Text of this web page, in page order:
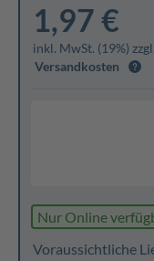
1,97 €
inkl. MwSt. (19%) zzgl.
Versandkosten
Nur Online
Voraussichtliche